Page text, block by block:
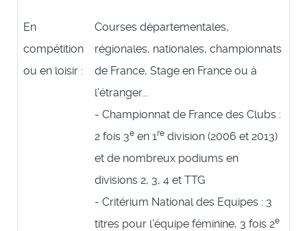
En
compétition
ou en loisir :
Courses départementales,
régionales, nationales, championnats
de France, Stage en France ou à
l’étranger...
- Championnat de France des Clubs :
2 fois 3e en 1re division (2006 et 2013)
et de nombreux podiums en
divisions 2, 3, 4 et TTG
- Critérium National des Equipes : 3
titres pour l’équipe féminine, 3 fois 2e